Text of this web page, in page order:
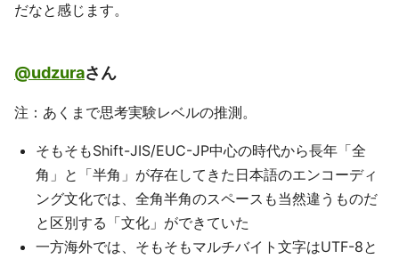
だなと感じます。
@udzuraさん
注：あくまで思考実験レベルの推測。
そもそもShift-JIS/EUC-JP中心の時代から長年「全
角」と「半角」が存在してきた日本語のエンコーディ
ング文化では、全角半角のスペースも当然違うものだ
と区別する「文化」ができていた
一方海外では、そもそもマルチバイト文字はUTF-8と